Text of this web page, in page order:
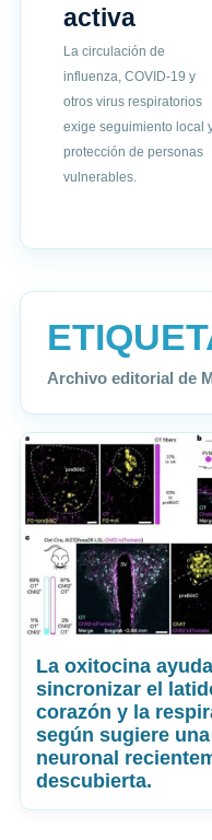
activa
La circulación de
influenza, COVID-19 y
otros virus respiratorios
exige seguimiento local
protección de personas
vulnerables.
Archivo editorial de
La oxitocina
sincronizar el
corazón y la
según sugiere
neuronal
descubierta.